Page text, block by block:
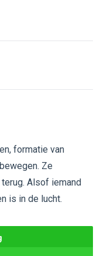
formatie van
Ze
Alsof iemand
is in de lucht.